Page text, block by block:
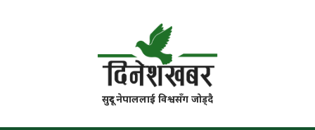
सुदूर नेपाललाई विश्वसँग जोड्दै